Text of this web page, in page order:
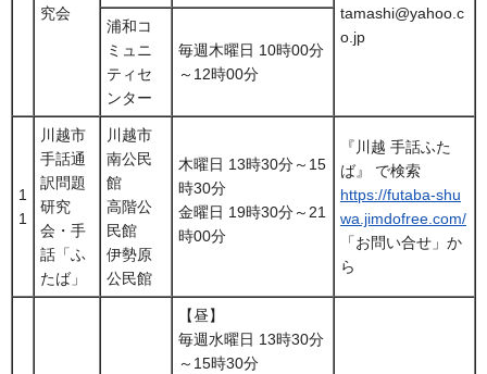
究会
tamashi@yahoo.c
o.jp
浦和コ
ミュニ
ティセ
ンター
毎週木曜日 10時00分
～12時00分
1
1
川越市
手話通
訳問題
研究
会・手
話「ふ
たば」
川越市
南公民
館
高階公
民館
伊勢原
公民館
木曜日 13時30分～15
時30分
金曜日 19時30分～21
時00分
『川越 手話ふた
ば』 で検索
https://futaba-shu
wa.jimdofree.com/
「お問い合せ」か
ら
【昼】
毎週水曜日 13時30分
～15時30分